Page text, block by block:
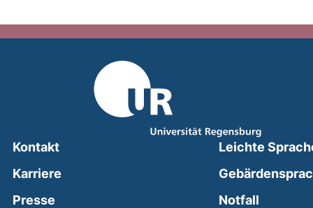
Kontakt
Karriere
Presse
Leichte
Notfall